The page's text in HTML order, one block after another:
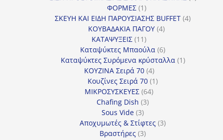
ΦΟΡΜΕΣ 11
προϊόν
ΣΚΕΥΗ ΚΑΙ ΕΙΔΗ ΠΑΡΟΥΣΙΑΣΗΣ BUFFET 44
ΚΟΥΒΑΔΑΚΙΑ ΠΑΓΟΥ 44
ΚΑΤΑΨΥΞΕΙΣ 1111
προϊόντα
Καταψύκτες Μπαούλα 66
προϊόντα
Καταψύκτες Συρόμενα κρύσταλλα 11
ΚΟΥΖΙΝΑ Σειρά 70 44
προϊόντα
Κουζίνες Σειρά 70 11
ΜΙΚΡΟΣΥΣΚΕΥΕΣ 6464
Chafing Dish 33
Sous Vide 33
προϊόντα
Αποχυμωτές & Στίφτες 33
Βραστήρες 33